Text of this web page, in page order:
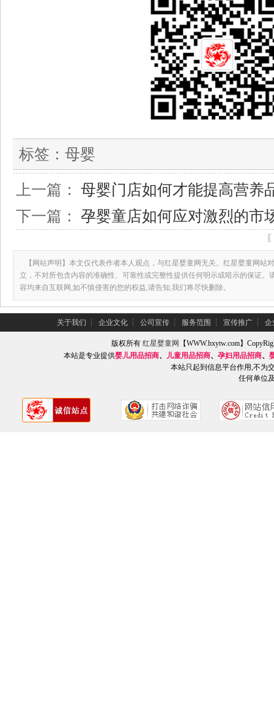
标签： 母婴
上一篇： 母婴门店如何才能提高营养
下一篇： 孕婴童店如何应对激烈的市
【网站声明】本文仅代表作者本人观点，与红星婴童网无关。红星婴童网站
立，不对所包含内容的准确性、可靠性或完整性提供任何明示或暗示的保证。
容均来自互联网,如不慎侵害的您的权益,请告知,我们将尽快删除。
关于我们 ┆ 企业文化 ┆ 公司宣传 ┆ 服务范围 ┆ 宣传推广 ┆ 企
版权所有红星婴童网
【WWW.hxytw.com】
本站是专业提供婴儿用品招商、 儿童用品招商、 孕妇用品招商、
本站只起到信息平台作用,不为
任何单位